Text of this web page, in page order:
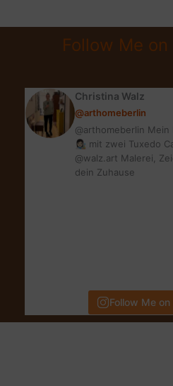
trotzdem
impfen?Follow Me
Christina Walz
@arthomeberlin
@arthomeberlin
👩🏻‍🎨 mit zwei
@walz.art Malerei,
dein Zuhause
Follow Me